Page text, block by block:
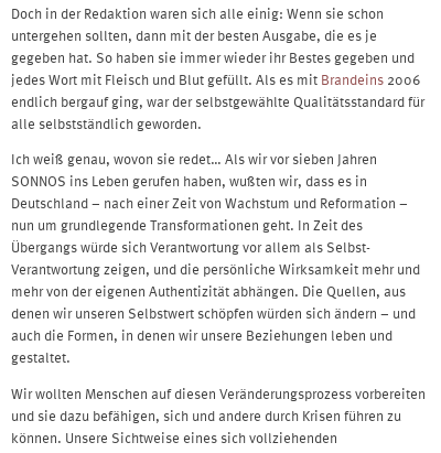
Doch in der Redaktion waren sich alle einig: Wenn sie schon
untergehen sollten, dann mit der besten Ausgabe, die es je
gegeben hat. So haben sie immer wieder ihr Bestes gegeben und
jedes Wort mit Fleisch und Blut gefüllt. Als es mit Brandeins 2006
endlich bergauf ging, war der selbstgewählte Qualitätsstandard für
alle selbstständlich geworden.
Ich weiß genau, wovon sie redet… Als wir vor sieben Jahren
SONNOS ins Leben gerufen haben, wußten wir, dass es in
Deutschland – nach einer Zeit von Wachstum und Reformation –
nun um grundlegende Transformationen geht. In Zeit des
Übergangs würde sich Verantwortung vor allem als Selbst-
Verantwortung zeigen, und die persönliche Wirksamkeit mehr und
mehr von der eigenen Authentizität abhängen. Die Quellen, aus
denen wir unseren Selbstwert schöpfen würden sich ändern – und
auch die Formen, in denen wir unsere Beziehungen leben und
gestaltet.
Wir wollten Menschen auf diesen Veränderungsprozess vorbereiten
und sie dazu befähigen, sich und andere durch Krisen führen zu
können. Unsere Sichtweise eines sich vollziehenden